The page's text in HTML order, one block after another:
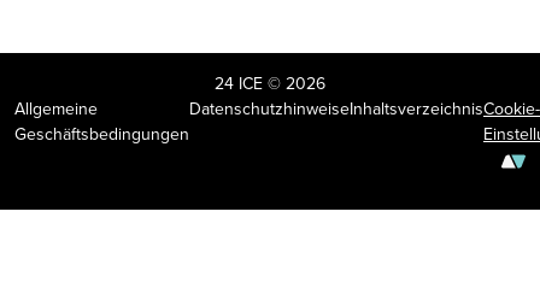
24 ICE © 2026
Allgemeine
Geschäftsbedingungen
DatenschutzhinweiseInhaltsverzeichnisCookie-